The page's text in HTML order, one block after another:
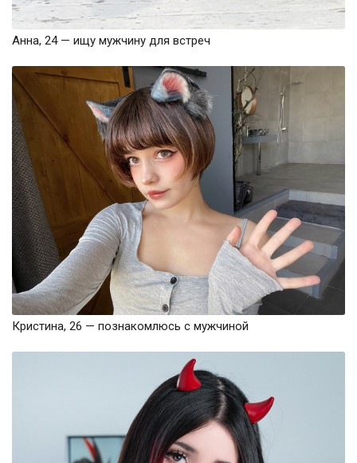
Анна, 24 — ищу мужчину для встреч
Кристина, 26 — познакомлюсь с мужчиной